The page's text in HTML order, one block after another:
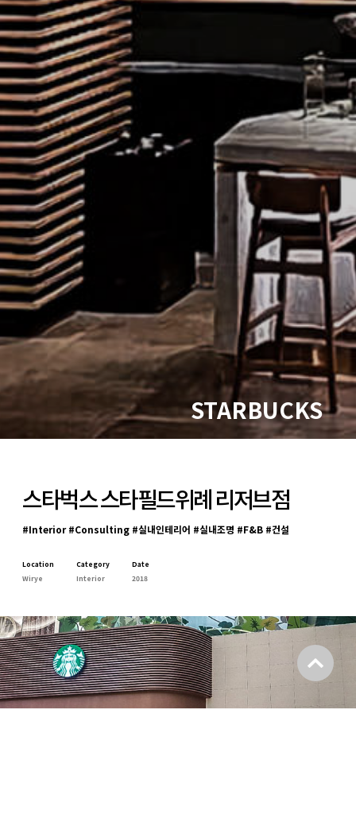
STARBUCKS
스타벅스 스타필드위례 리저브점
#Interior #Consulting #실내인테리어 #실내조명 #F&B #건설
Location
Wirye
Category
Interior
Date
2018